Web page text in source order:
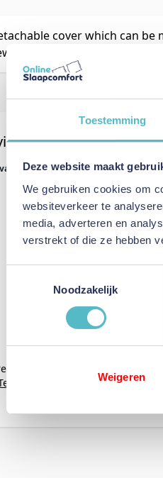
Toestemming
Deze website maakt
We gebruiken cookies om
websiteverkeer te
media, adverteren en
verstrekt of die ze hebben
Noodzakelijk
Weigeren
cover which can be
your sofa bed over time.
Living
- the
of Service